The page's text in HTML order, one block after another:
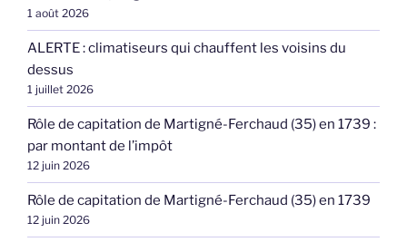
1 août 2026
ALERTE : climatiseurs qui chauffent les voisins du
dessus
1 juillet 2026
Rôle de capitation de Martigné-Ferchaud (35) en 1739 :
par montant de l’impôt
12 juin 2026
Rôle de capitation de Martigné-Ferchaud (35) en 1739
12 juin 2026